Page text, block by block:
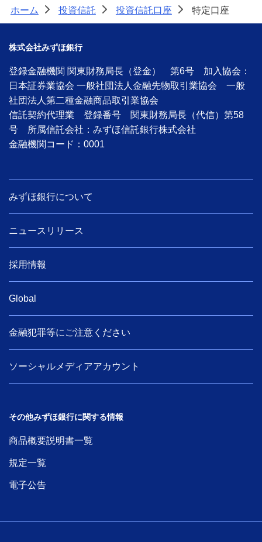
ホーム > 投資信託 > 投資信託口座 > 特定口座
株式会社みずほ銀行
登録金融機関 関東財務局長（登金） 第6号 加入協会：
日本証券業協会 一般社団法人金融先物取引業協会 一般
社団法人第二種金融商品取引業協会
信託契約代理業 登録番号 関東財務局長（代信）第58
号 所属信託会社：みずほ信託銀行株式会社
金融機関コード：0001
みずほ銀行について
ニュースリリース
採用情報
Global
金融犯罪等にご注意ください
ソーシャルメディアアカウント
その他みずほ銀行に関する情報
商品概要説明書一覧
規定一覧
電子公告